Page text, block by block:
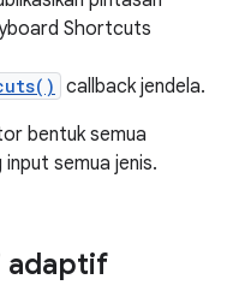
Shortcuts
callback jendela.
bentuk semua
semua jenis.
adaptif